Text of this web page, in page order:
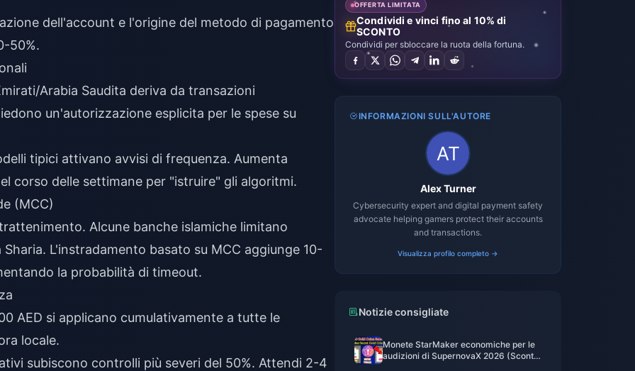
dell'account e l'origine del metodo di pagamento
50%.
Arabia Saudita deriva da transazioni
un'autorizzazione esplicita per le spese su
tipici attivano avvisi di frequenza. Aumenta
corso delle settimane per "istruire" gli algoritmi.
(MCC)
Alcune banche islamiche limitano
L'instradamento basato su MCC aggiunge 10-
la probabilità di timeout.
AED si applicano cumulativamente a tutte le
locale.
subiscono controlli più severi del 50%. Attendi 2-4
OFFERTA LIMITATA
Condividi e vinci fino al 10% di
SCONTO
Condividi per sbloccare la ruota della fortuna.
INFORMAZIONI SULL'AUTORE
Alex Turner
Cybersecurity expert and digital payment safety
advocate helping gamers protect their accounts
and transactions.
Visualizza profilo completo →
Notizie consigliate
Monete StarMaker economiche per le
audizioni di SupernovaX 2026 (Sconto